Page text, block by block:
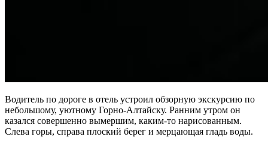
Водитель по дороге в отель устроил обзорную экскурсию по
небольшому, уютному Горно-Алтайску. Ранним утром он
казался совершенно вымершим, каким-то нарисованным.
Слева горы, справа плоский берег и мерцающая гладь воды.